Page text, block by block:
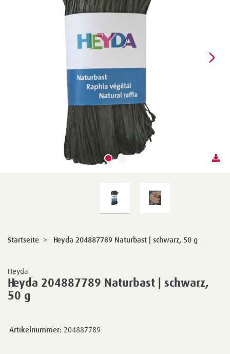
Heyda
Heyda 204887789 Naturbast | schwarz,
50 g
Startseite > Heyda 204887789 Naturbast | schwarz, 50 g
Artikelnummer: 204887789